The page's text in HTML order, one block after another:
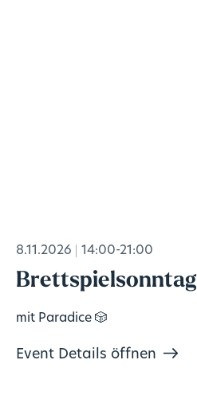
8.11.2026 14:00-21:00
Brettspielsonntag
mit Paradice 🎲
Event Details öffnen